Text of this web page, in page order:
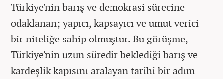
Türkiye'nin barış ve demokrasi sürecine
odaklanan; yapıcı, kapsayıcı ve umut verici
bir niteliğe sahip olmuştur. Bu görüşme,
Türkiye'nin uzun süredir beklediği barış ve
kardeşlik kapısını aralayan tarihi bir adım